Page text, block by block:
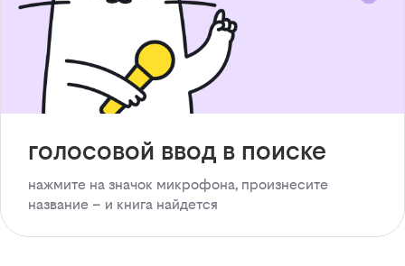
голосовой ввод в поиске
нажмите на значок микрофона, произнесите
название – и книга найдется